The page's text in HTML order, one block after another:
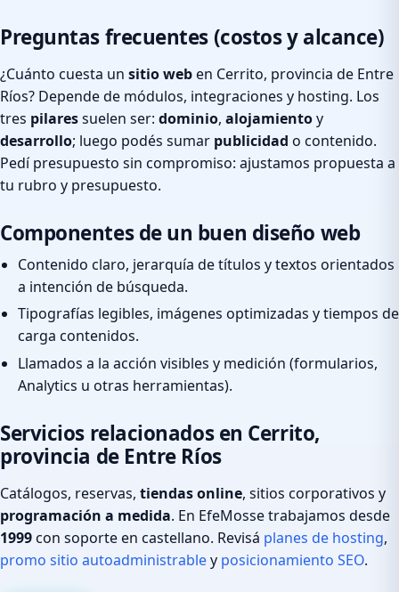
Preguntas frecuentes (costos y alcance)
¿Cuánto cuesta un sitio weben Cerrito, provincia de Entre
Ríos? Depende de módulos, integraciones y hosting. Los
tres pilaressuelen ser: dominio, alojamientoy
desarrollo; luego podés sumar publicidad o contenido.
Pedí presupuesto sin compromiso: ajustamos propuesta a
tu rubro y presupuesto.
Componentes de un buen diseño web
Contenido claro, jerarquía de títulos y textos orientados
a intención de búsqueda.
Tipografías legibles, imágenes optimizadas y tiempos de
carga contenidos.
Llamados a la acción visibles y medición (formularios,
Analytics u otras herramientas).
Servicios relacionados en Cerrito,
provincia de Entre Ríos
Catálogos, reservas, tiendas online, sitios corporativos y
programación a medida. En EfeMosse trabajamos desde
1999con soporte en castellano. Revisá planes de hosting,
promo sitio autoadministrabley posicionamiento SEO.